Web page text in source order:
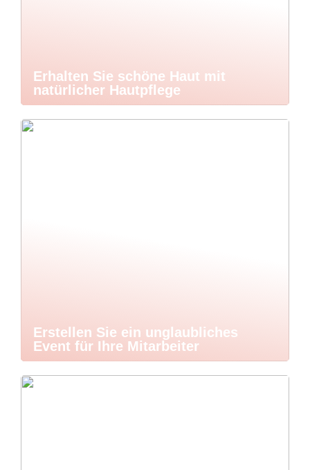
Erhalten Sie schöne Haut mit
natürlicher Hautpflege
Erstellen Sie ein unglaubliches
Event für Ihre Mitarbeiter